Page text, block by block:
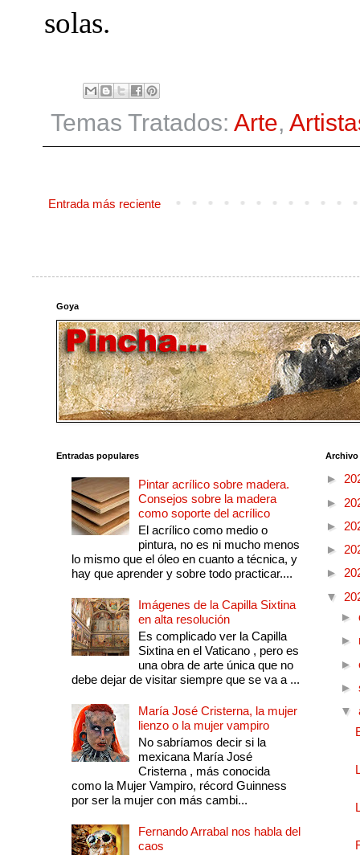
solas.
Temas Tratados: Arte,
Entrada más reciente
Goya
Entradas populares
Pintar acrílico sobre madera.
Consejos sobre la madera
como soporte del acrílico
El acrílico como medio o
pintura, no es ni mucho menos
lo mismo que el óleo en cuanto a técnica, y
hay que aprender y sobre todo practicar....
Imágenes de la Capilla Sixtina
en alta resolución
Es complicado ver la Capilla
Sixtina en el Vaticano , pero es
una obra de arte única que no
debe dejar de visitar siempre que se va a ...
María José Cristerna, la mujer
lienzo o la mujer vampiro
No sabríamos decir si la
mexicana María José
Cristerna , más conocida
como la Mujer Vampiro, récord Guinness
por ser la mujer con más cambi...
Fernando Arrabal nos habla del
caos
►
►
►
►
►
▼
►
►
►
►
▼